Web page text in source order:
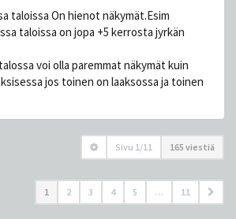
taloissa On hienot näkymät.Esim
taloissa on jopa +5 kerrosta jyrkän
voi olla paremmat näkymät kuin
jos toinen on laaksossa ja toinen
Sivu 1 /11 165 viestiä
1 2 3 4 5 … 11